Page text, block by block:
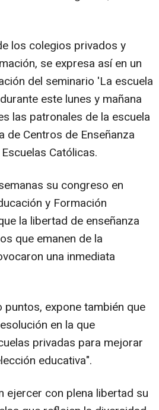
los colegios privados y
se expresa así en un
del seminario 'La escuela
este lunes y mañana
las patronales de la escuela
de Centros de Enseñanza
Católicas.
su congreso en
y Formación
la libertad de enseñanza
que emanen de la
una inmediata
expone también que
en la que
privadas para mejorar
educativa".
ejercer con plena libertad su